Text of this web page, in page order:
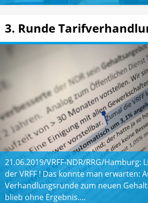
3. Runde
21.06.2019/VRFF-NDR/RRG/Hamburg:
der VRFF ! Das konnte man erwarten:
Verhandlungsrunde zum neuen
blieb ohne Ergebnis.…